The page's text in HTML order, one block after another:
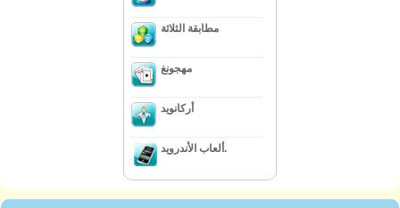
مطابقة الثلاثة
مهجونغ
أركانويد
ألعاب الأندرويد.